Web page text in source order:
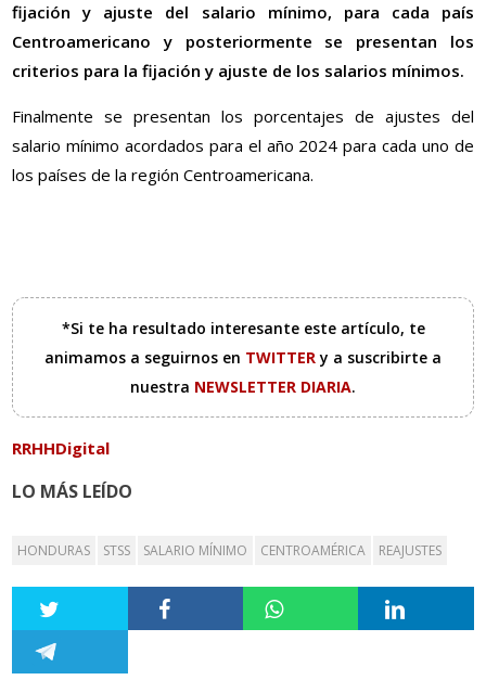
fijación y ajuste del salario mínimo, para cada país
Centroamericano y posteriormente se presentan los
criterios para la fijación y ajuste de los salarios mínimos.
Finalmente se presentan los porcentajes de ajustes del
salario mínimo acordados para el año 2024 para cada uno de
los países de la región Centroamericana.
*Si te ha resultado interesante este artículo, te
animamos a seguirnos en TWITTERy a suscribirte a
nuestra NEWSLETTER DIARIA.
RRHHDigital
LO MÁS LEÍDO
HONDURAS STSS SALARIO MÍNIMO CENTROAMÉRICA REAJUSTES